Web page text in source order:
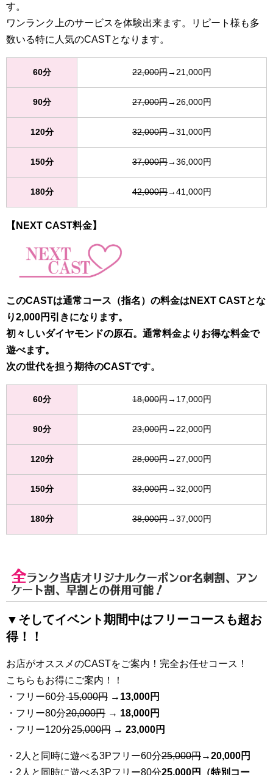
す。
ワンランク上のサービスを体験出来ます。リピート様も多
数いる特に人気のCASTとなります。
60分 22,000円→21,000円
90分 27,000円→26,000円
120分 32,000円→31,000円
150分 37,000円→36,000円
180分 42,000円→41,000円
【NEXT CAST料金】
このCASTは通常コース（指名）の料金はNEXT CASTとな
り2,000円引きになります。
初々しいダイヤモンドの原石。通常料金よりお得な料金で
遊べます。
次の世代を担う期待のCASTです。
60分 18,000円→17,000円
90分 23,000円→22,000円
120分 28,000円→27,000円
150分 33,000円→32,000円
180分 38,000円→37,000円
全ランク当店オリジナルクーポンor名刺割、アン
ケート割、早割 との併用可能！
▼そしてイベント期間中はフリーコースも超お
得！！
お店がオススメのCASTをご案内！完全お任せコース！
こちらもお得にご案内！！
・フリー60分15,000円 → 13,000円
・フリー80分20,000円 → 18,000円
・フリー120分25,000円 → 23,000円
・2人と同時に遊べる3Pフリー60分25,000円→20,000円
・2人と同時に遊べる3Pフリー80分25,000円（特別コー